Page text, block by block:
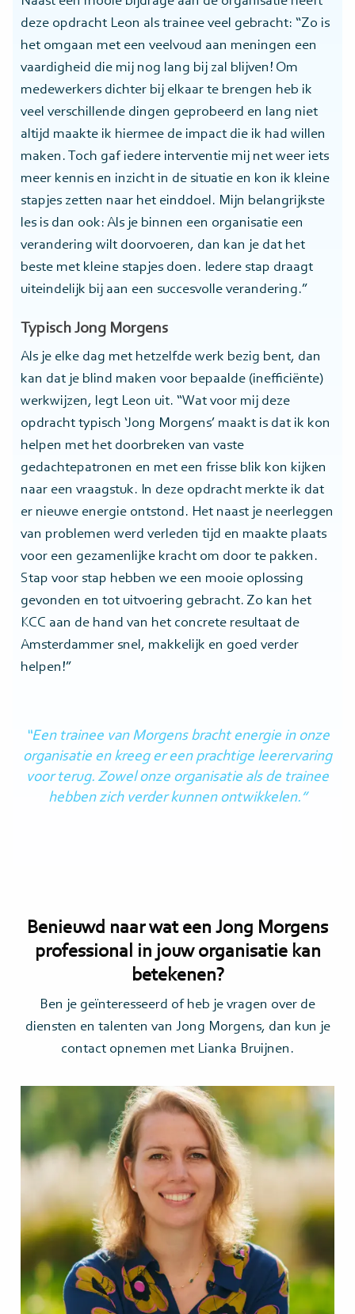
deze opdracht Leon als trainee veel gebracht: “Zo is
het omgaan met een veelvoud aan meningen een
vaardigheid die mij nog lang bij zal blijven! Om
medewerkers dichter bij elkaar te brengen heb ik
veel verschillende dingen geprobeerd en lang niet
altijd maakte ik hiermee de impact die ik had willen
maken. Toch gaf iedere interventie mij net weer iets
meer kennis en inzicht in de situatie en kon ik kleine
stapjes zetten naar het einddoel. Mijn belangrijkste
les is dan ook: Als je binnen een organisatie een
verandering wilt doorvoeren, dan kan je dat het
beste met kleine stapjes doen. Iedere stap draagt
uiteindelijk bij aan een succesvolle verandering.”
Typisch Jong Morgens
Als je elke dag met hetzelfde werk bezig bent, dan
kan dat je blind maken voor bepaalde (inefficiënte)
werkwijzen, legt Leon uit. “Wat voor mij deze
opdracht typisch ‘Jong Morgens’ maakt is dat ik kon
helpen met het doorbreken van vaste
gedachtepatronen en met een frisse blik kon kijken
naar een vraagstuk. In deze opdracht merkte ik dat
er nieuwe energie ontstond. Het naast je neerleggen
van problemen werd verleden tijd en maakte plaats
voor een gezamenlijke kracht om door te pakken.
Stap voor stap hebben we een mooie oplossing
gevonden en tot uitvoering gebracht. Zo kan het
KCC aan de hand van het concrete resultaat de
Amsterdammer snel, makkelijk en goed verder
helpen!”
“Een trainee van Morgens bracht energie in onze
organisatie en kreeg er een prachtige leerervaring
voor terug. Zowel onze organisatie als de trainee
hebben zich verder kunnen ontwikkelen.”
Benieuwd naar wat een Jong Morgens
professional in jouw organisatie kan
betekenen?
Ben je geïnteresseerd of heb je vragen over de
diensten en talenten van Jong Morgens, dan kun je
contact opnemen met Lianka Bruijnen.
meer>